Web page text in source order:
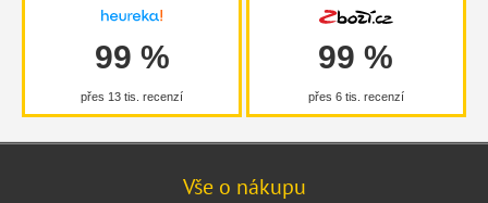
99 %
přes 13 tis. recenzí
99 %
přes 6 tis. recenzí
Vše o nákupu